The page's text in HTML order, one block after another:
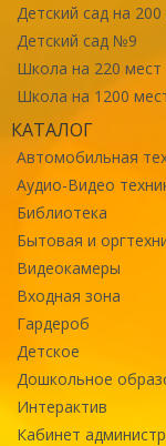
Детский сад на
Детский сад №9
Школа на 220 мест
Школа на 1200
КАТАЛОГ
Автомобильная
Аудио-Видео
Библиотека
Бытовая и
Видеокамеры
Входная зона
Гардероб
Детское
Дошкольное
Интерактив
Кабинет